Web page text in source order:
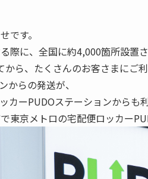
です。
際に、全国に約4,000箇所設
ら、たくさんのお客さまにご
からの発送が、
カーPUDOステーションからも
東京メトロの宅配便ロッカー